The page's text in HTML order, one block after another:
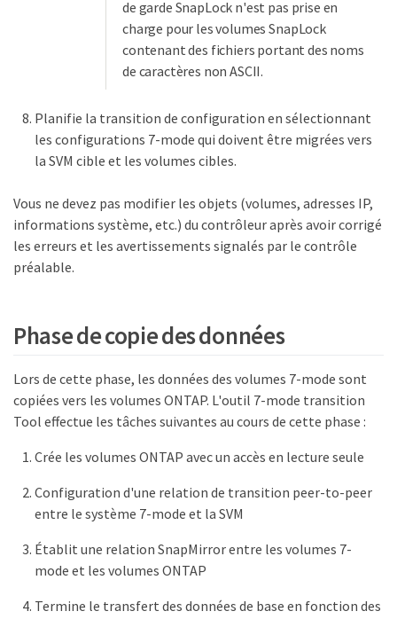
de garde SnapLock n'est pas prise en
charge pour les volumes SnapLock
contenant des fichiers portant des noms
de caractères non ASCII.
Planifie la transition de configuration en sélectionnant
les configurations 7-mode qui doivent être migrées vers
la SVM cible et les volumes cibles.
Vous ne devez pas modifier les objets (volumes, adresses IP,
informations système, etc.) du contrôleur après avoir corrigé
les erreurs et les avertissements signalés par le contrôle
préalable.
Phase de copie des données
Lors de cette phase, les données des volumes 7-mode sont
copiées vers les volumes ONTAP. L'outil 7-mode transition
Tool effectue les tâches suivantes au cours de cette phase :
Crée les volumes ONTAP avec un accès en lecture seule
Configuration d'une relation de transition peer-to-peer
entre le système 7-mode et la SVM
Établit une relation SnapMirror entre les volumes 7-
mode et les volumes ONTAP
Termine le transfert des données de base en fonction des